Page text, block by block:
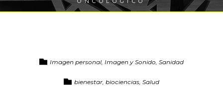
Imagen personal, Imagen y Sonido, Sanidad
bienestar, biociencias, Salud